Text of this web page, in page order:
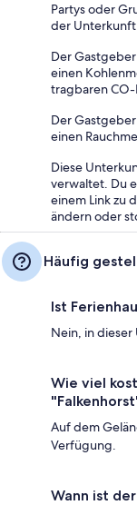
Partys oder
der
Der
einen
tragbaren
Der
einen
Diese
verwaltet. Du
einem Link zu
ändern oder
Häufig
Ist
Nein, in
Wie viel
Auf dem
Verfügung.
Wann ist